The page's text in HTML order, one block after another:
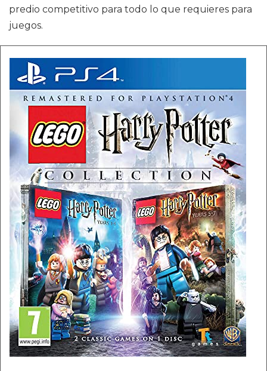
predio competitivo para todo lo que requieres para
juegos.